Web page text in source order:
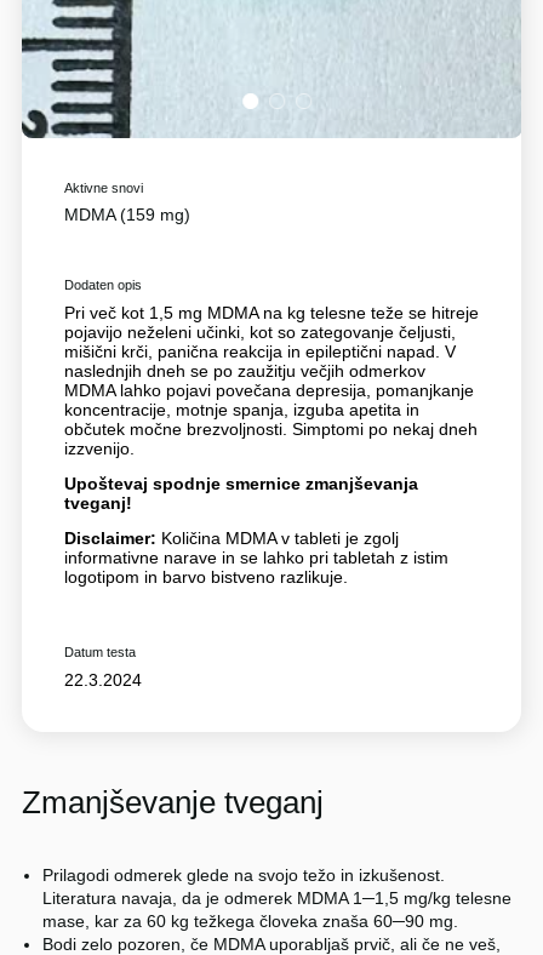
1 2 3
Aktivne snovi
MDMA (159 mg)
Dodaten opis
Pri več kot 1,5 mg MDMA na kg telesne teže se hitreje
pojavijo neželeni učinki, kot so zategovanje čeljusti,
mišični krči, panična reakcija in epileptični napad. V
naslednjih dneh se po zaužitju večjih odmerkov
MDMA lahko pojavi povečana depresija, pomanjkanje
koncentracije, motnje spanja, izguba apetita in
občutek močne brezvoljnosti. Simptomi po nekaj dneh
izzvenijo.
Upoštevaj spodnje smernice zmanjševanja
tveganj!
Disclaimer: Količina MDMA v tableti je zgolj
informativne narave in se lahko pri tabletah z istim
logotipom in barvo bistveno razlikuje.
Datum testa
22.3.2024
Zmanjševanje tveganj
Prilagodi odmerek glede na svojo težo in izkušenost.
Literatura navaja, da je odmerek MDMA 1─1,5 mg/kg telesne
mase, kar za 60 kg težkega človeka znaša 60─90 mg.
Bodi zelo pozoren, če MDMA uporabljaš prvič, ali če ne veš,